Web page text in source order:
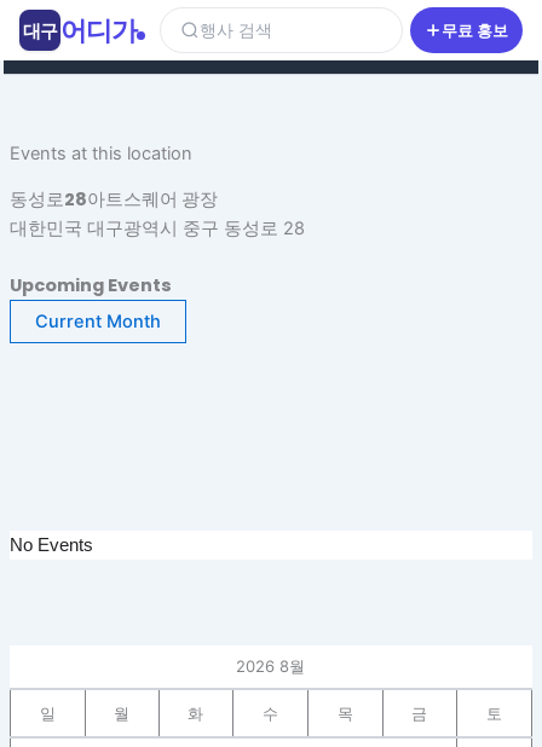
츠
너
뛰
Events at this location
동성로28아트스퀘어 광장
대한민국 대구광역시 중구 동성로 28
Upcoming Events
Current Month
No Events
2026 8월
일 월 화 수 목 금 토
대구 어디가 행사 검색 무료 홍보